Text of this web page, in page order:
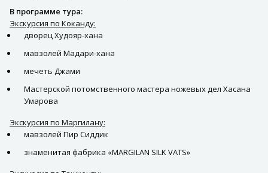
В программе тура:
Экскурсия по Коканду:
дворец Худояр-хана
мавзолей Мадари-хана
мечеть Джами
Мастерской потомственного мастера ножевых дел Хасана
Умарова
Экскурсия по Маргилану:
мавзолей Пир Сиддик
знаменитая фабрика «MARGILAN SILK VATS»